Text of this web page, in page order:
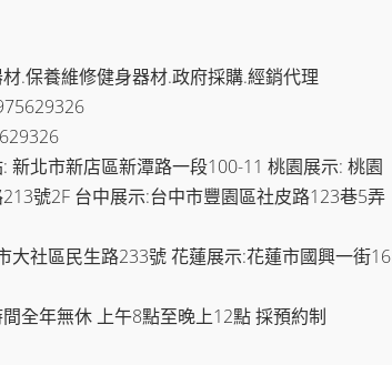
.保養維修健身器材.政府採購.經銷代理
新北市新店區新潭路一段100-11 桃園展示: 桃園
號2F 台中展示:台中市豐園區社皮路123巷5弄
大社區民生路233號 花蓮展示:花蓮市國興一街16
全年無休 上午8點至晚上12點 採預約制